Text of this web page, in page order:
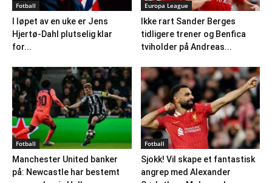
Fotball
I løpet av en uke er Jens
Hjertø-Dahl plutselig klar
for...
Europa League
Ikke rart Sander Berges
tidligere trener og Benfica
tviholder på Andreas...
Fotball
Manchester United banker
på: Newcastle har bestemt
Fotball
Sjokk! Vil skape et fantastisk
angrep med Alexander